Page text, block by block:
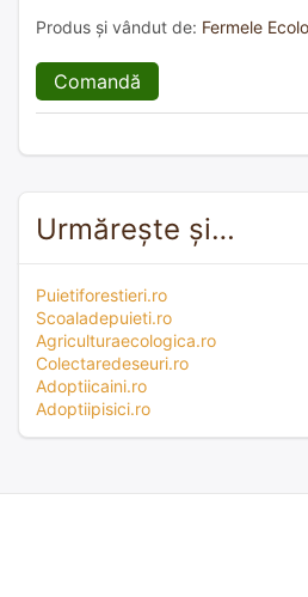
Produs și vândut de: Fermele
Comandă
Urmărește și…
Puietiforestieri.ro
Scoaladepuieti.ro
Agriculturaecologica.ro
Colectaredeseuri.ro
Adoptiicaini.ro
Adoptiipisici.ro